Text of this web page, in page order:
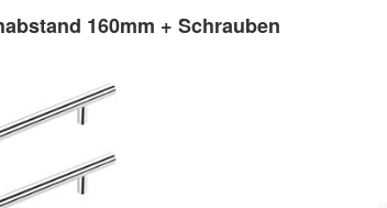
160mm + Schrauben